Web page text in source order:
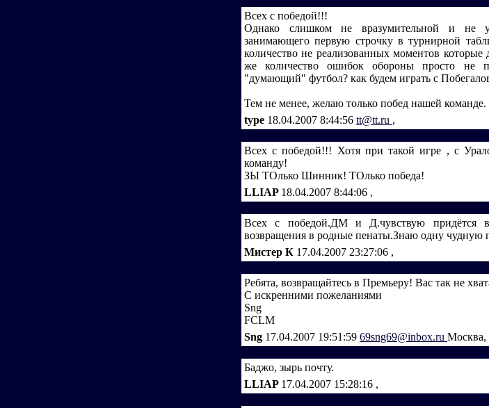
Всех с победой!!!
Однако слишком не вразумительной и не
занимающего первую строчку в турнирной
количество не реализованных моментов
же количество ошибок обороны просто не
"думающий" футбол? как будем играть с
Тем не менее, желаю только побед нашей команде.
type 18.04.2007 8:44:56 tt@tt.ru ,
Всех с победой!!! Хотя при такой игре , с
команду!
ЗЫ ТОлько Шинник! ТОлько победа!
LLIAP 18.04.2007 8:44:06 ,
Всех с победой.ДМ и Д.чувствую придётся в
возвращения в родные пенаты.Знаю одну чудную
Мистер К 17.04.2007 23:27:06 ,
Ребята, возвращайтесь в Премьеру! Вас так не
С искренними пожеланиями
Sng
FCLM
Sng 17.04.2007 19:51:59 69sng69@inbox.ru Москва,
Баджо, зырь почту.
LLIAP 17.04.2007 15:28:16 ,